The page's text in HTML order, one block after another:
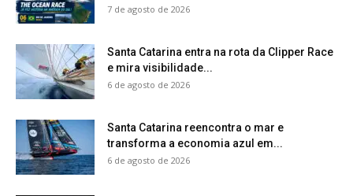
7 de agosto de 2026
Santa Catarina entra na rota da Clipper Race
e mira visibilidade...
6 de agosto de 2026
Santa Catarina reencontra o mar e
transforma a economia azul em...
6 de agosto de 2026